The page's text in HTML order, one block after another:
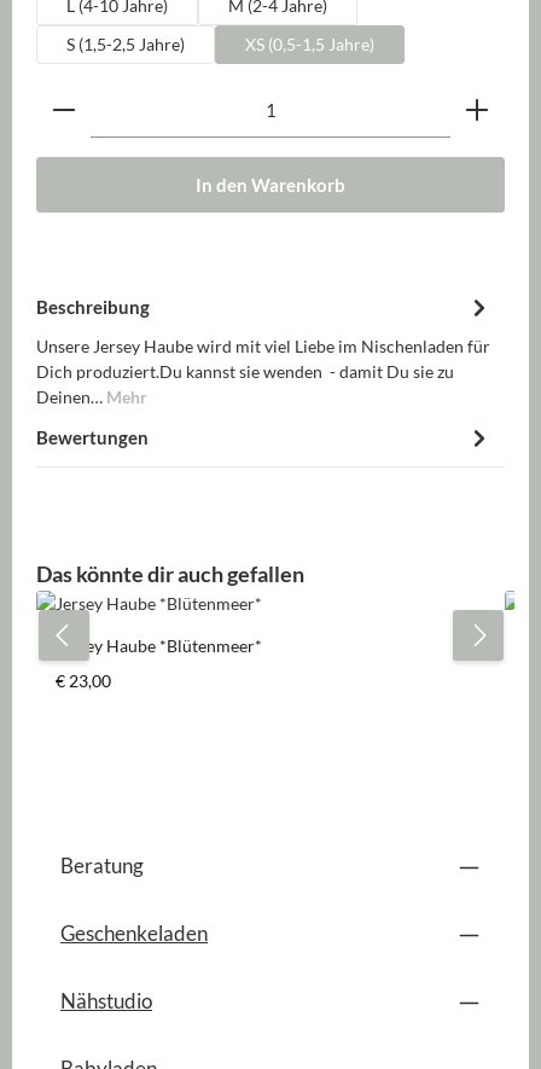
L (4-10 Jahre)
M (2-4 Jahre)
S (1,5-2,5 Jahre)
XS (0,5-1,5 Jahre)
Produkt Anzahl: Gib den gewünschten Wert ein
In den Warenkorb
Beschreibung
Unsere Jersey Haube wird mit viel Liebe im Nischenladen für
Dich produziert.Du kannst sie wenden - damit Du sie zu
Deinen… Mehr
Bewertungen
Produktgalerie überspringen
Das könnte dir auch gefallen
Jersey Haube *Blütenmeer*
Regulärer Preis:
€ 23,00
Beratung
Geschenkeladen
Nähstudio